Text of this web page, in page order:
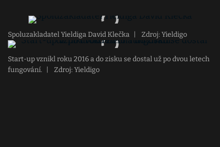
Spoluzakladatel Yieldiga David Klečka Zdroj: Yieldigo
Start-up vznikl roku 2016 a do zisku se dostal už po dvou letech
fungování.
Zdroj: Yieldigo